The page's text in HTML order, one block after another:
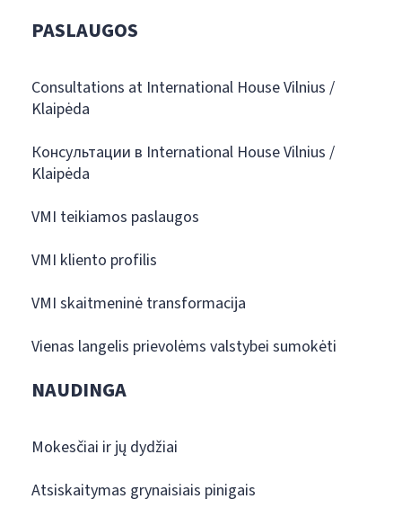
PASLAUGOS
Consultations at International House Vilnius /
Klaipėda
Консультации в International House Vilnius /
Klaipėda
VMI teikiamos paslaugos
VMI kliento profilis
VMI skaitmeninė transformacija
Vienas langelis prievolėms valstybei sumokėti
NAUDINGA
Mokesčiai ir jų dydžiai
Atsiskaitymas grynaisiais pinigais